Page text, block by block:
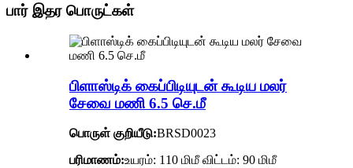
பார் இதர பொருட்கள்
பிளாஸ்டிக் கைப்பிடியுடன் கூடிய மலர்
சேவை மணி 6.5 செ.மீ
பொருள் குறியீடு:BRSD0023
பரிமாணம்:உயரம்: 110 மிமீ விட்டம்: 90 மிமீ